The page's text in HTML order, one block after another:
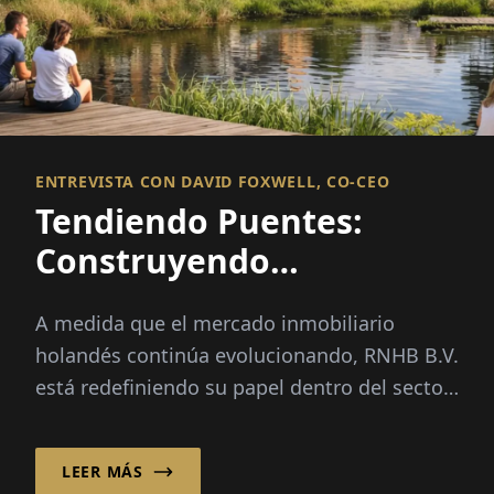
ENTREVISTA CON DAVID FOXWELL, CO-CEO
Tendiendo Puentes:
Construyendo
Oportunidades de
Financiamiento
A medida que el mercado inmobiliario
holandés continúa evolucionando, RNHB B.V.
está redefiniendo su papel dentro del sector.
LEER MÁS